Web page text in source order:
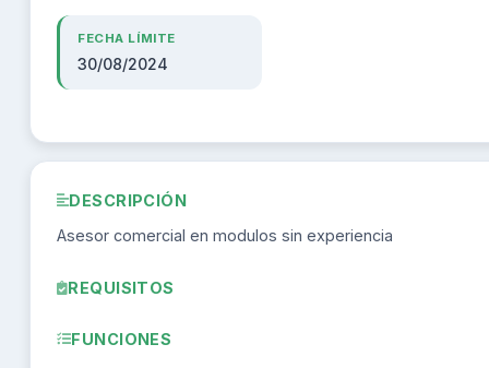
FECHA LÍMITE
30/08/2024
DESCRIPCIÓN
Asesor comercial en modulos sin experiencia
REQUISITOS
FUNCIONES